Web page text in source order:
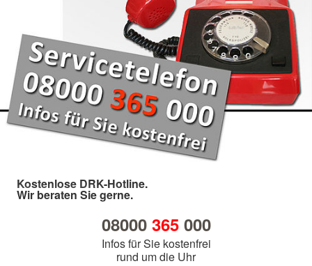
Kostenlose DRK-Hotline.
Wir beraten Sie gerne.
08000 365000
Infos für Sie kostenfrei
rund um die Uhr